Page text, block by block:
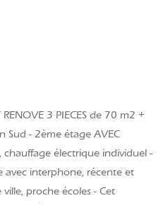
3 PIECES de 70 m2 +
Sud - 2ème étage AVEC
chauffage électrique individuel -
avec interphone, récente et
proche écoles - Cet